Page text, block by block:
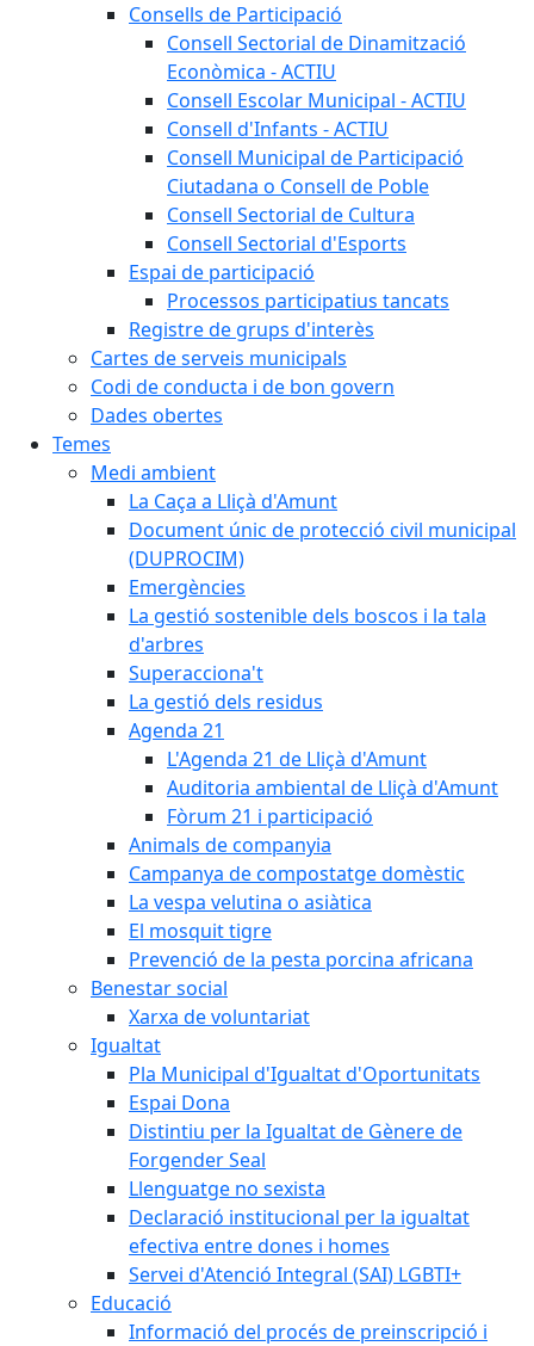
Consells de Participació
Consell Sectorial de Dinamització
Econòmica - ACTIU
Consell Escolar Municipal - ACTIU
Consell d'Infants - ACTIU
Consell Municipal de Participació
Ciutadana o Consell de Poble
Consell Sectorial de Cultura
Consell Sectorial d'Esports
Espai de participació
Processos participatius tancats
Registre de grups d'interès
Cartes de serveis municipals
Codi de conducta i de bon govern
Dades obertes
Temes
Medi ambient
La Caça a Lliçà d'Amunt
Document únic de protecció civil municipal
(DUPROCIM)
Emergències
La gestió sostenible dels boscos i la tala
d'arbres
Superacciona't
La gestió dels residus
Agenda 21
L'Agenda 21 de Lliçà d'Amunt
Auditoria ambiental de Lliçà d'Amunt
Fòrum 21 i participació
Animals de companyia
Campanya de compostatge domèstic
La vespa velutina o asiàtica
El mosquit tigre
Prevenció de la pesta porcina africana
Benestar social
Xarxa de voluntariat
Igualtat
Pla Municipal d'Igualtat d'Oportunitats
Espai Dona
Distintiu per la Igualtat de Gènere de
Forgender Seal
Llenguatge no sexista
Declaració institucional per la igualtat
efectiva entre dones i homes
Servei d'Atenció Integral (SAI) LGBTI+
Educació
Informació del procés de preinscripció i